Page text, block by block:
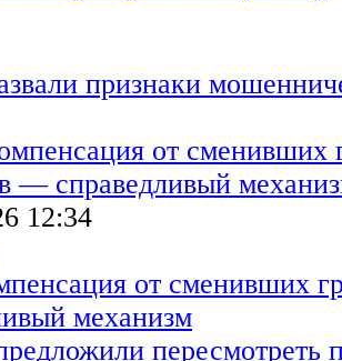
признаки
12:34
от сменивших
механизм